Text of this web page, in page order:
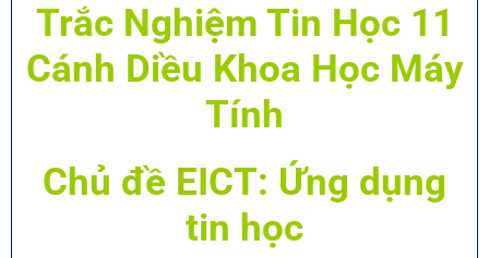
Trắc Nghiệm Tin Học 11
Cánh Diều Khoa Học Máy
Tính
Chủ đề EICT: Ứng dụng
tin học